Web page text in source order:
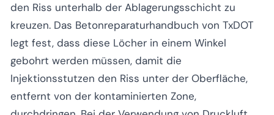
den Riss unterhalb der Ablagerungsschicht zu
kreuzen. Das Betonreparaturhandbuch von TxDOT
legt fest, dass diese Löcher in einem Winkel
gebohrt werden müssen, damit die
Injektionsstutzen den Riss unter der Oberfläche,
entfernt von der kontaminierten Zone,